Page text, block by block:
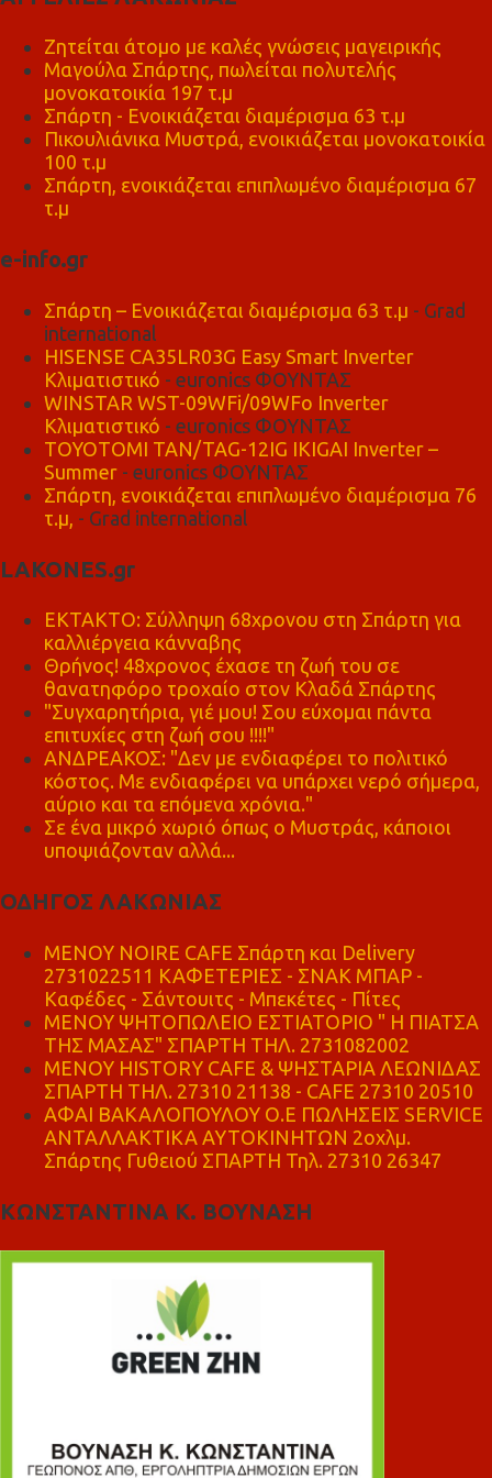
Ζητείται άτομο με καλές γνώσεις μαγειρικής
Μαγούλα Σπάρτης, πωλείται πολυτελής
μονοκατοικία 197 τ.μ
Σπάρτη - Ενοικιάζεται διαμέρισμα 63 τ.μ
Πικουλιάνικα Μυστρά, ενοικιάζεται μονοκατοικία
100 τ.μ
Σπάρτη, ενοικιάζεται επιπλωμένο διαμέρισμα 67
τ.μ
e-info.gr
Σπάρτη – Ενοικιάζεται διαμέρισμα 63 τ.μ - Grad
international
HISENSE CA35LR03G Easy Smart Inverter
Κλιματιστικό - euronics ΦΟΥΝΤΑΣ
WINSTAR WST-09WFi/09WFo Inverter
Κλιματιστικό - euronics ΦΟΥΝΤΑΣ
TOYOTOMI TAN/TAG-12IG IKIGAI Inverter –
Summer - euronics ΦΟΥΝΤΑΣ
Σπάρτη, ενοικιάζεται επιπλωμένο διαμέρισμα 76
τ.μ, - Grad international
LAKONES.gr
ΕΚΤΑΚΤΟ: Σύλληψη 68χρονου στη Σπάρτη για
καλλιέργεια κάνναβης
Θρήνος! 48χρονος έχασε τη ζωή του σε
θανατηφόρο τροχαίο στον Κλαδά Σπάρτης
"Συγχαρητήρια, γιέ μου! Σου εύχομαι πάντα
επιτυχίες στη ζωή σου !!!!"
ΑΝΔΡΕΑΚΟΣ: "Δεν με ενδιαφέρει το πολιτικό
κόστος. Με ενδιαφέρει να υπάρχει νερό σήμερα,
αύριο και τα επόμενα χρόνια."
Σε ένα μικρό χωριό όπως ο Μυστράς, κάποιοι
υποψιάζονταν αλλά...
ΟΔΗΓΟΣ ΛΑΚΩΝΙΑΣ
MENOY NOIRE CAFE Σπάρτη και Delivery
2731022511 ΚΑΦΕΤΕΡΙΕΣ - ΣΝΑΚ ΜΠΑΡ -
Καφέδες - Σάντουιτς - Μπεκέτες - Πίτες
ΜΕΝΟΥ ΨΗΤΟΠΩΛΕΙΟ ΕΣΤΙΑΤΟΡΙΟ " Η ΠΙΑΤΣΑ
ΤΗΣ ΜΑΣΑΣ" ΣΠΑΡΤΗ ΤΗΛ. 2731082002
ΜΕΝΟΥ HISTORY CAFE & ΨΗΣΤΑΡΙΑ ΛΕΩΝΙΔΑΣ
ΣΠΑΡΤΗ ΤΗΛ. 27310 21138 - CAFE 27310 20510
ΑΦΑΙ ΒΑΚΑΛΟΠΟΥΛΟΥ Ο.Ε ΠΩΛΗΣΕΙΣ SERVICE
ΑΝΤΑΛΛΑΚΤΙΚΑ ΑΥΤΟΚΙΝΗΤΩΝ 2οχλμ.
Σπάρτης Γυθειού ΣΠΑΡΤΗ Τηλ. 27310 26347
ΚΩΝΣΤΑΝΤΙΝΑ Κ. ΒΟΥΝΑΣΗ